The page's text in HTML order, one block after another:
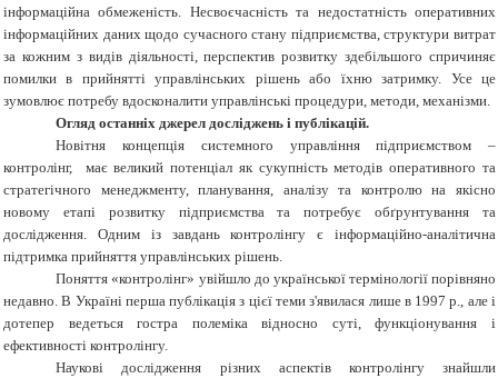
інформаційна обмеженість. Несвоєчасність та недостатність оперативних
інформаційних даних щодо сучасного стану підприємства, структури витрат
за кожним з видів діяльності, перспектив розвитку здебільшого спричиняє
помилки в прийнятті управлінських рішень або їхню затримку. Усе це
зумовлює потребу вдосконалити управлінські процедури, методи, механізми.
Огляд останніх джерел досліджень і публікацій.
Новітня концепція системного управління підприємством –
контролінг, має великий потенціал як сукупність методів оперативного та
стратегічного менеджменту, планування, аналізу та контролю на якісно
новому етапі розвитку підприємства та потребує обґрунтування та
дослідження. Одним із завдань контролінгу є інформаційно-аналітична
підтримка прийняття управлінських рішень.
Поняття «контролінг» увійшло до української термінології порівняно
недавно. В Україні перша публікація з цієї теми з'явилася лише в 1997 р., але і
дотепер ведеться гостра полеміка відносно суті, функціонування і
ефективності контролінгу.
Наукові дослідження різних аспектів контролінгу знайшли